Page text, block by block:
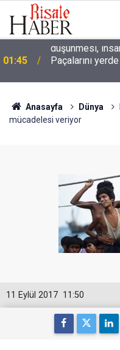
01:45 Paçalarını
Anasayfa Dünya
mücadelesi veriyor
11:50
11 Eylül 2017